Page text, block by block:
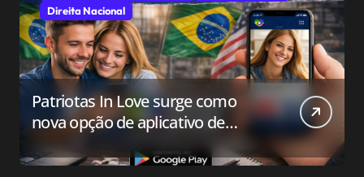
Direita Nacional
Patriotas In Love surge como
nova opção de aplicativo de
relacionamento para o público
conservador